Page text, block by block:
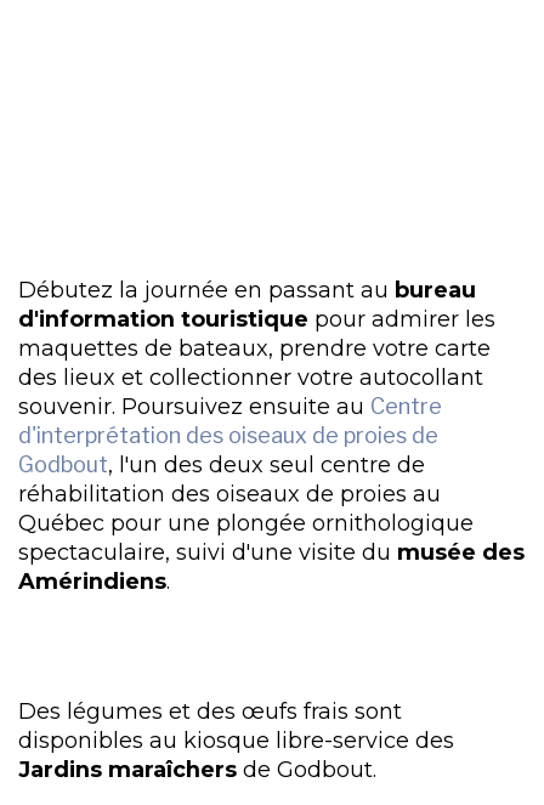
Débutez la journée en passant au bureau
d'information touristique pour admirer les
maquettes de bateaux, prendre votre carte
des lieux et collectionner votre autocollant
souvenir. Poursuivez ensuite au Centre
d'interprétation des oiseaux de proies de
Godbout, l'un des deux seul centre de
réhabilitation des oiseaux de proies au
Québec pour une plongée ornithologique
spectaculaire, suivi d'une visite du musée des
Amérindiens.
Des légumes et des œufs frais sont
disponibles au kiosque libre-service des
Jardins maraîchers de Godbout.